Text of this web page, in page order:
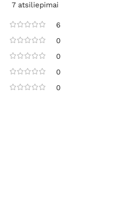
7 atsiliepimai
6
0
0
0
0